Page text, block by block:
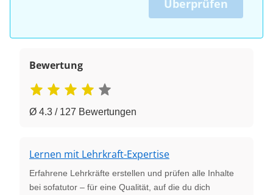
Überprüfen
Bewertung
Ø 4.3 / 127 Bewertungen
Lernen mit Lehrkraft-Expertise
Erfahrene Lehrkräfte erstellen und prüfen alle Inhalte
bei sofatutor – für eine Qualität, auf die du dich